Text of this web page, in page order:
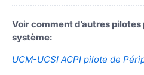
Voir comment d’autres
système:
UCM-UCSI ACPI pilote de